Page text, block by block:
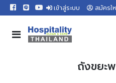
เข้าสู่ระบบ สมัครใ
ถังขยะ